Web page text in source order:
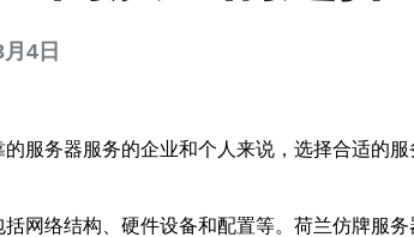
4日
服务器服务的企业和个人来说，选择合适的
网络结构、硬件设备和配置等。荷兰仿牌服